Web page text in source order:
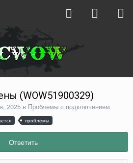
(WOW51900329)
2025 в Проблемы с подключением
проблемы
Ответить